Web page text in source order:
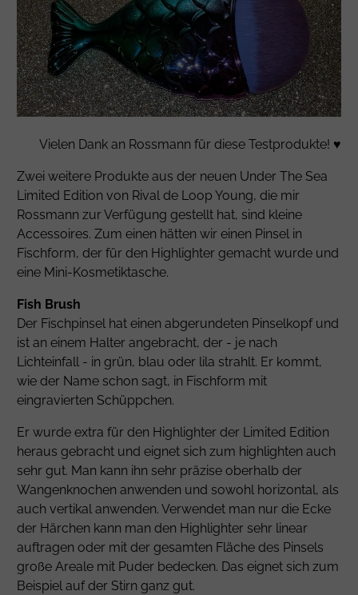
Vielen Dank an Rossmann für diese Testprodukte! ♥
Zwei weitere Produkte aus der neuen Under The Sea
Limited Edition von Rival de Loop Young, die mir
Rossmann zur Verfügung gestellt hat, sind kleine
Accessoires. Zum einen hätten wir einen Pinsel in
Fischform, der für den Highlighter gemacht wurde und
eine Mini-Kosmetiktasche.
Fish Brush
Der Fischpinsel hat einen abgerundeten Pinselkopf und
ist an einem Halter angebracht, der - je nach
Lichteinfall - in grün, blau oder lila strahlt. Er kommt,
wie der Name schon sagt, in Fischform mit
eingravierten Schüppchen.
Er wurde extra für den Highlighter der Limited Edition
heraus gebracht und eignet sich zum highlighten auch
sehr gut. Man kann ihn sehr präzise oberhalb der
Wangenknochen anwenden und sowohl horizontal, als
auch vertikal anwenden. Verwendet man nur die Ecke
der Härchen kann man den Highlighter sehr linear
auftragen oder mit der gesamten Fläche des Pinsels
große Areale mit Puder bedecken. Das eignet sich zum
Beispiel auf der Stirn ganz gut.